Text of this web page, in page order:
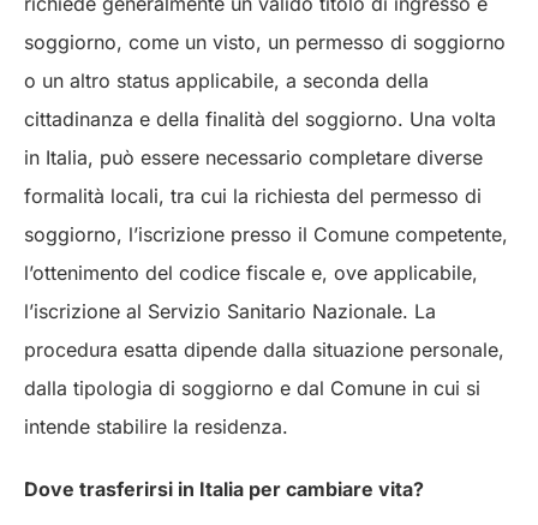
soggiorno, come un visto, un permesso di soggiorno
o un altro status applicabile, a seconda della
cittadinanza e della finalità del soggiorno. Una volta
in Italia, può essere necessario completare diverse
formalità locali, tra cui la richiesta del permesso di
soggiorno, l’iscrizione presso il Comune competente,
l’ottenimento del codice fiscale e, ove applicabile,
l’iscrizione al Servizio Sanitario Nazionale. La
procedura esatta dipende dalla situazione personale,
dalla tipologia di soggiorno e dal Comune in cui si
intende stabilire la residenza.
Dove trasferirsi in Italia per cambiare vita?